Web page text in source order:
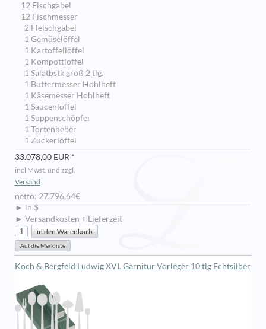
12 Fischgabel
12 Fischmesser
2 Fleischgabel
1 Gemüselöffel
1 Kartoffellöffel
1 Kompottlöffel
1 Salatbstk groß 2 tlg.
1 Buttermesser Hohlheft
1 Käsemesser Hohlheft
1 Saucenlöffel
1 Suppenschöpfer
1 Tortenheber
1 Zuckerlöffel
33.078,00 EUR *
incl Mwst. und zzgl.
Versand
netto: 27.796,64€
► in $
► Versandkosten + Lieferzeit
Koch & Bergfeld Ludwig XVI. Garnitur Vorleger 10 tlg Echtsilber